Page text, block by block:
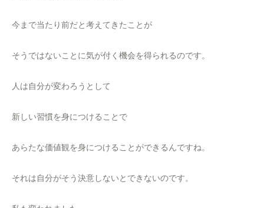
今まで当たり前だと考えてきたことが
そうではないことに気が付く機会を得られるのです。
人は自分が変わろうとして
新しい習慣を身につけることで
あらたな価値観を身につけることができるんですね。
それは自分がそう決意しないとできないのです。